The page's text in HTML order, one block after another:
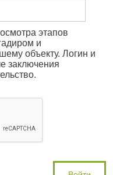
этапов
и
объекту. Логин и
заключения